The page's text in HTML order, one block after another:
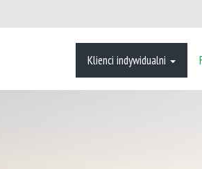
Klienci indywidualni